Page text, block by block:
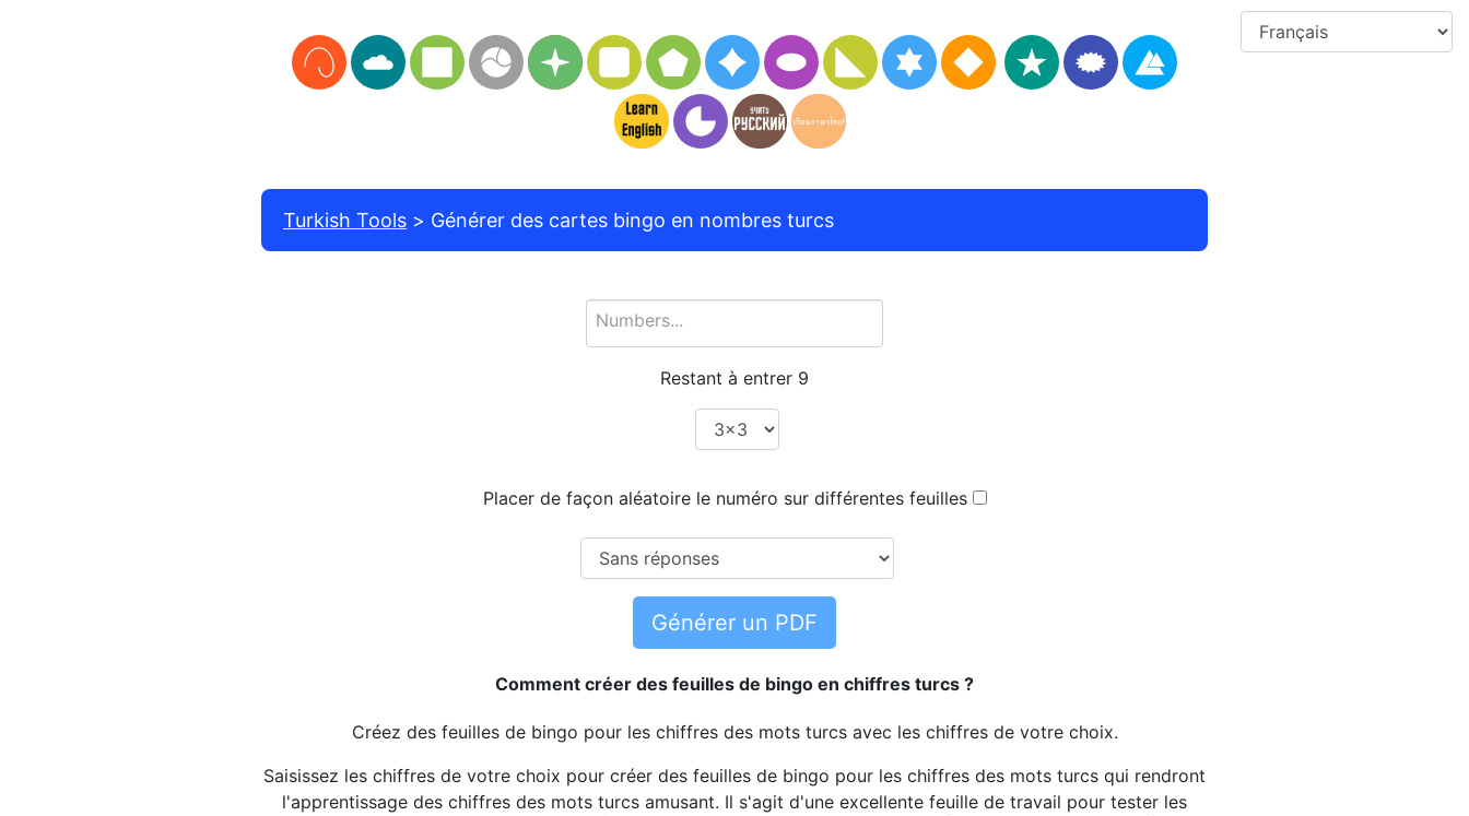
Turkish Tools Générer des cartes bingo en nombres turcs
Restant à entrer 9
Placer de façon aléatoire le numéro sur différentes feuilles
Générer un PDF
Comment créer des feuilles de bingo en chiffres turcs ?
Créez des feuilles de bingo pour les chiffres des mots turcs avec les chiffres de votre choix.
Saisissez les chiffres de votre choix pour créer des feuilles de bingo pour les chiffres des mots turcs qui rendront
l'apprentissage des chiffres des mots turcs amusant. Il s'agit d'une excellente feuille de travail pour tester les